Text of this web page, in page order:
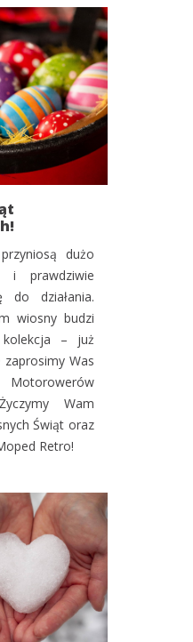
dużo
i prawdziwie
do działania.
wiosny budzi
– już
Was
Wam
Świąt oraz
Retro!